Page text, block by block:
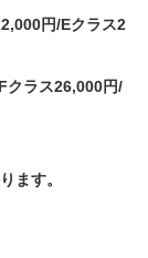
円/Eクラス2
クラス26,000円/
ます。